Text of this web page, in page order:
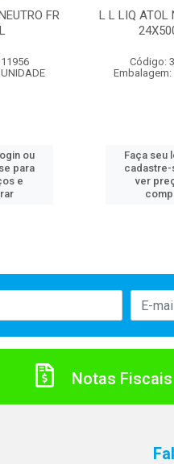
FR
ou
para
e
L L LIQ ATOL
Código:
Embalagem:
Faça seu
cadastre-
ver
Notas Fiscais